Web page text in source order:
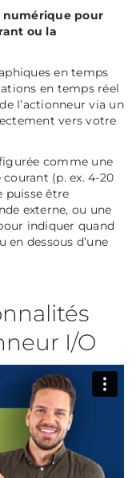
numérique pour
ou la
en temps
en temps réel
l’actionneur via un
vers votre
comme une
(p. ex. 4-20
puisse être
externe, ou une
indiquer quand
en dessous d’une
I/O